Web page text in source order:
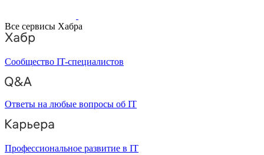
Все сервисы Хабра
Сообщество IT-специалистов
Ответы на любые вопросы об IT
Профессиональное развитие в IT